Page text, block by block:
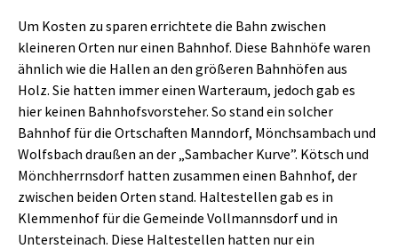
Um Kosten zu sparen errichtete die Bahn zwischen
kleineren Orten nur einen Bahnhof. Diese Bahnhöfe waren
ähnlich wie die Hallen an den größeren Bahnhöfen aus
Holz. Sie hatten immer einen Warteraum, jedoch gab es
hier keinen Bahnhofsvorsteher. So stand ein solcher
Bahnhof für die Ortschaften Manndorf, Mönchsambach und
Wolfsbach draußen an der „Sambacher Kurve”. Kötsch und
Mönchherrnsdorf hatten zusammen einen Bahnhof, der
zwischen beiden Orten stand. Haltestellen gab es in
Klemmenhof für die Gemeinde Vollmannsdorf und in
Untersteinach. Diese Haltestellen hatten nur ein